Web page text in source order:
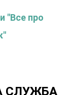
"Все про
СЛУЖБА